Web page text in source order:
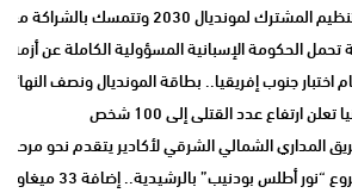
2030 وتتمسك بالشراكة مع المغرب وإسبانيا
تحمل الحكومة الإسبانية المسؤولية الكاملة عن أزمة
اختبار جنوب إفريقيا.. بطاقة المونديال ونصف
ارتفاع عدد القتلى إلى 100 شخص
المداري الشمالي الشرقي لأكادير يتقدم نحو مرحلة
بودنيب” بالرشيدية.. إضافة 33 ميغاوات إلى الشبكة الوطنية